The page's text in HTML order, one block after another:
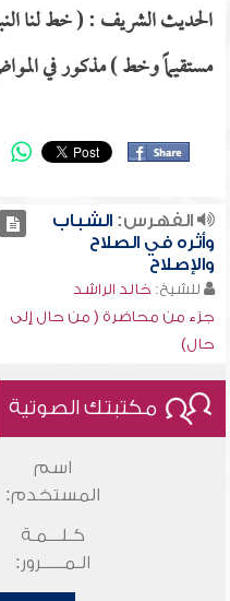
الحديث الشريف : ( خط لنا
مستقيماً وخط ) مذكور في
الفهرس:الشباب
وأثره في الصلاح
والإصلاح
للشيخ: خالد الراشد
جزء من محاضرة ( من حال إلى
حال)
مكتبتك الصوتية
اسم
المستخدم:
كـلـــمـة
الـمـــــرور: